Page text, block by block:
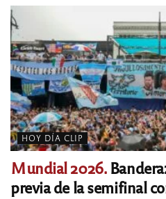
HOY DÍA CLIP
Mundial 2026.
previa de la semifinal